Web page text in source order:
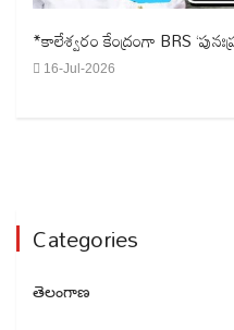
*కాలేశ్వరం కేంద్రంగా BRS
16-Jul-2026
Categories
తెలంగాణ